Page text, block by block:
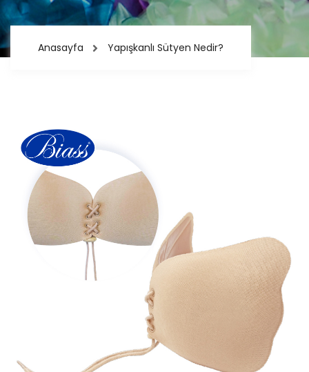
Anasayfa Yapışkanlı Sütyen Nedir?